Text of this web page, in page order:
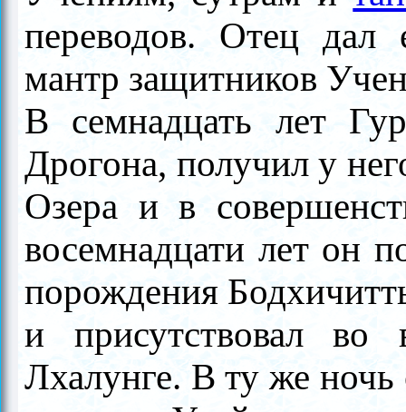
переводов. Отец дал
мантр защитников
В семнадцать лет
Дрогона, получил у
Озера и в
восемнадцати лет он
порождения
и при­сутствовал
Лхалунге. В ту же ночь